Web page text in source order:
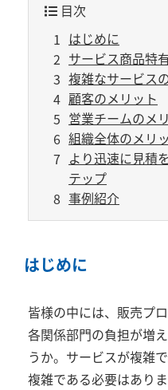
目次
はじめに
サービス商品特
複雑なサービス
顧客のメリット
営業チームのメ
組織全体のメリ
より迅速に見積
テップ
事例紹介
はじめに
皆様の中には、販売プ
各関係部門の負担が増
うか。サービスが複雑
複雑である必要はありま